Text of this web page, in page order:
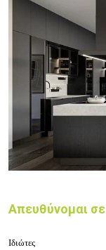
Απευθύνομαι σε
Ιδιώτες